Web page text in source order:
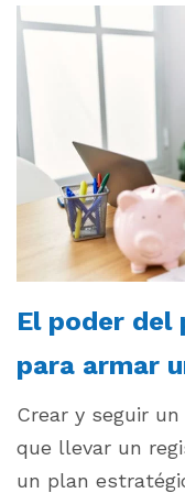
El poder del
para armar
Crear y seguir
que llevar un
un plan